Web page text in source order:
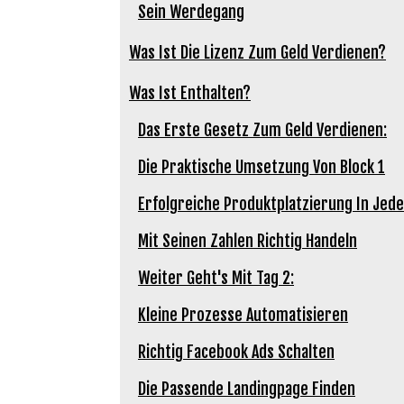
Sein Werdegang
Was Ist Die Lizenz Zum Geld Verdienen?
Was Ist Enthalten?
Das Erste Gesetz Zum Geld Verdienen:
Die Praktische Umsetzung Von Block 1
Erfolgreiche Produktplatzierung In
Mit Seinen Zahlen Richtig Handeln
Weiter Geht's Mit Tag 2:
Kleine Prozesse Automatisieren
Richtig Facebook Ads Schalten
Die Passende Landingpage Finden